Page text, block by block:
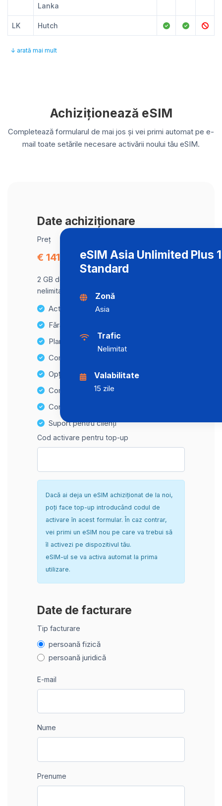
Lanka
LK Hutch
↓ arată mai mult
Achiziționează eSIM
Completează formularul de mai jos și vei primi automat pe e-
mail toate setările necesare activării noului tău eSIM.
Date achiziționare
Preț
€ 141.79
2 GB de date la viteză maximă, apoi trafic
nelimitat la o viteză de 2 Mbps .
Activare instantanee
Fără taxe ascunse
Planuri de date nelimitate
Compatibilitate cu multiple dispozitive
Opțiuni de reîncărcare ușoară
Compatibilitate Hotspot
Configurare sigură și fără complicații
Suport pentru clienți
Cod activare pentru top-up
Dacă ai deja un eSIM achiziționat de la noi,
poți face top-up introducând codul de
activare în acest formular. În caz contrar,
vei primi un eSIM nou pe care va trebui să
îl activezi pe dispozitivul tău.
eSIM-ul se va activa automat la prima
utilizare.
Date de facturare
Tip facturare
persoană fizică
persoană juridică
E-mail
Nume
Prenume
eSIM Asia Unlimited Plus
Standard
Zonă
Asia
Trafic
Nelimitat
Valabilitate
15 zile